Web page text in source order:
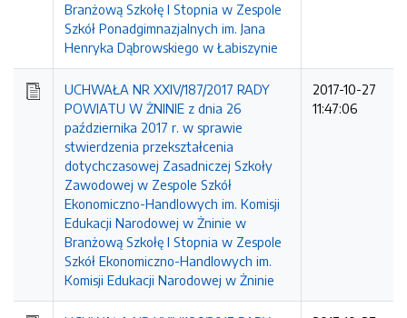
Branżową Szkołę I Stopnia w Zespole
Szkół Ponadgimnazjalnych im. Jana
Henryka Dąbrowskiego w Łabiszynie
UCHWAŁA NR XXIV/187/2017 RADY
POWIATU W ŻNINIE z dnia 26
października 2017 r. w sprawie
stwierdzenia przekształcenia
dotychczasowej Zasadniczej Szkoły
Zawodowej w Zespole Szkół
Ekonomiczno-Handlowych im. Komisji
Edukacji Narodowej w Żninie w
Branżową Szkołę I Stopnia w Zespole
Szkół Ekonomiczno-Handlowych im.
Komisji Edukacji Narodowej w Żninie
2017-10-27
11:47:06